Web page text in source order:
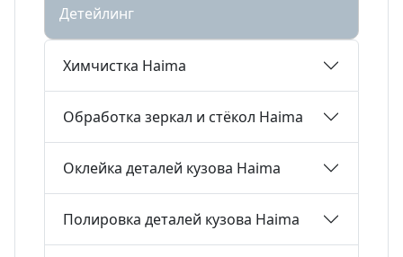
Детейлинг
Химчистка Haima
Обработка зеркал и стёкол Haima
Оклейка деталей кузова Haima
Полировка деталей кузова Haima